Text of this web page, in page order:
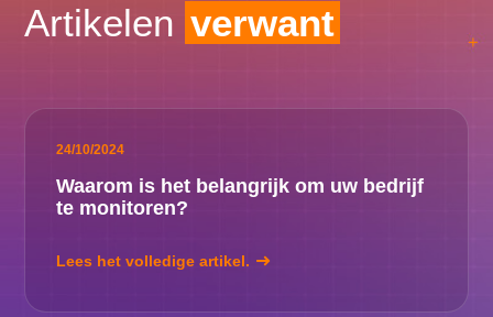
Artikelen verwant
24/10/2024
Waarom is het belangrijk om uw bedrijf
te monitoren?
Lees het volledige artikel.